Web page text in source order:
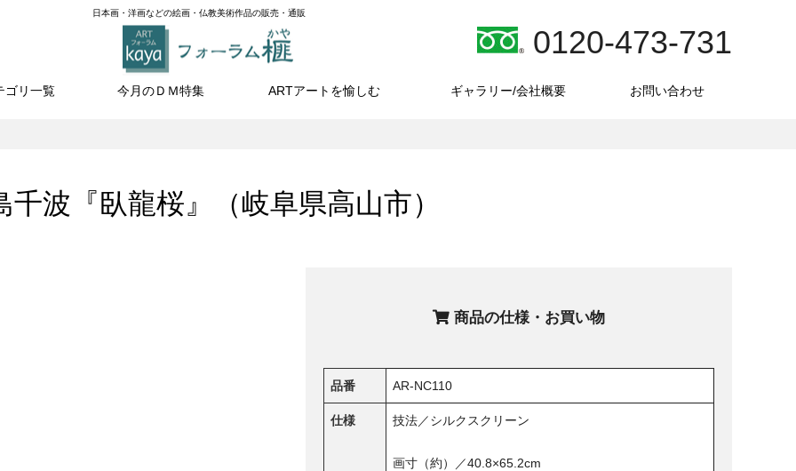
日本画・洋画などの絵画・仏教美術作品の販売・通販
0120-473-731
ゴリ一覧 今月のＤＭ特集 ARTアートを愉しむ ギャラリー/会社概要 お問い合わせ
千波『臥龍桜』（岐阜県高山市）
商品の仕様・お買い物
品番 AR-NC110
仕様 技法／シルクスクリーン
画寸（約）／40.8×65.2cm